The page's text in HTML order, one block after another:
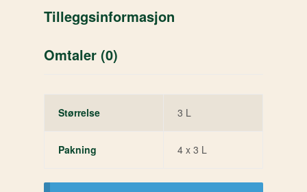
Tilleggsinformasjon
Omtaler (0)
Størrelse 3 L
Pakning 4 x 3 L